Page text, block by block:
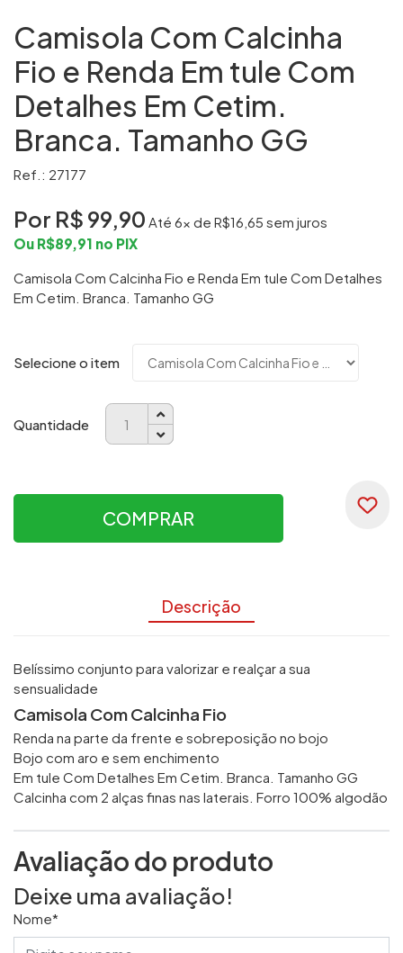
Camisola Com Calcinha
Fio e Renda Em tule Com
Detalhes Em Cetim.
Branca. Tamanho GG
Ref.: 27177
Por R$ 99,90 Até 6x de R$16,65 sem juros
Ou R$89,91 no PIX
Camisola Com Calcinha Fio e Renda Em tule Com Detalhes
Em Cetim. Branca. Tamanho GG
Selecione o item
Quantidade
COMPRAR
Descrição
Belíssimo conjunto para valorizar e realçar a sua
sensualidade
Camisola Com Calcinha Fio
Renda na parte da frente e sobreposição no bojo
Bojo com aro e sem enchimento
Em tule Com Detalhes Em Cetim. Branca. Tamanho GG
Calcinha com 2 alças finas nas laterais. Forro 100% algodão
Avaliação do produto
Deixe uma avaliação!
Nome*